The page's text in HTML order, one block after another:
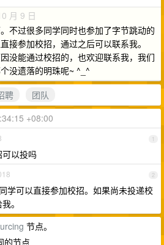
月 9 日
不过很多同学同时也参加了字节跳动的
接参加校招，通过之后可以联系我。
没能通过校招的，也欢迎联系我，我们
没遗落的明珠呢~ ^_^
聘
团队
+08:00
1
以投吗
2
学可以直接参加校招。如果尚未投递校
。
节点。
的节点